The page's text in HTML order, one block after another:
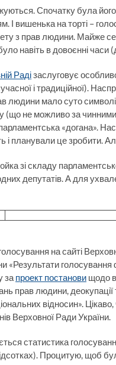
Спочатку була
І вишенька на торті –
з прав людини. Майже
навіть в довоєнні часи
Радізаслуговує
і традиційної).
людини мало суто
(що не можливо за
«догана».
і планували це зробити.
зі складу
депутатів. А для
на сайті
голосування
за проект постанови щодо
прав людини, деокупації
відносин».
Верховної Ради України.
статистика
Процитую, щоб